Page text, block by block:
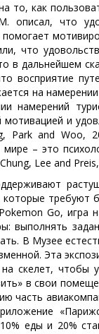
то, как
что
что
в дальнейшем
восприятие
на
намерений
и
Park and Woo,
– это
Lee and
требуют
Go,
выполнять
В Музее
Эта
скелет, чтобы
в свои
часть
еды и 20%